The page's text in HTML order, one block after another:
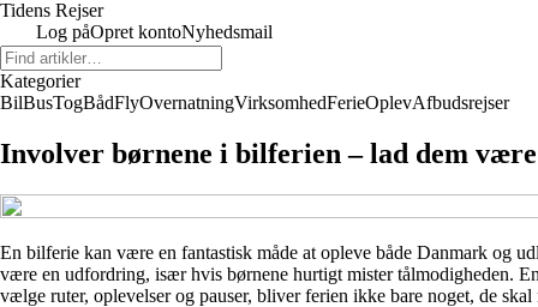
Tidens Rejser
Log påOpret kontoNyhedsmail
Kategorier
BilBusTogBådFlyOvernatningVirksomhedFerieOplevAfbudsrejser
Involver børnene i bilferien – lad dem
En bilferie kan være en fantastisk måde at opleve både Danmark og
være en udfordring, især hvis børnene hurtigt mister tålmodigheden.
vælge ruter, oplevelser og pauser, bliver ferien ikke bare noget, de